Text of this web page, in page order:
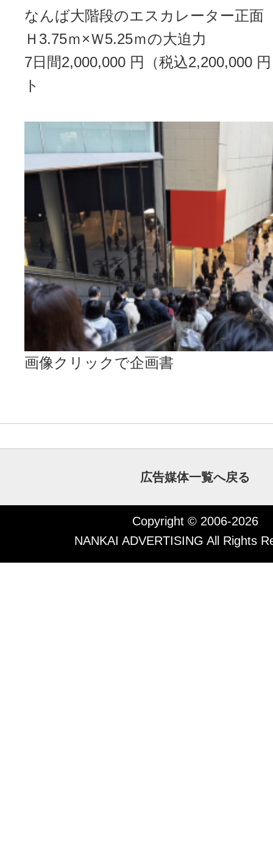
なんば大階段のエスカレーター正面
Ｈ3.75ｍ×Ｗ5.25ｍの大迫力
7日間2,000,000 円（税込2,200,000
ト
画像クリックで企画書
広告媒体一覧へ戻る
Copyright © 2006-2026
NANKAI ADVERTISING All Rights